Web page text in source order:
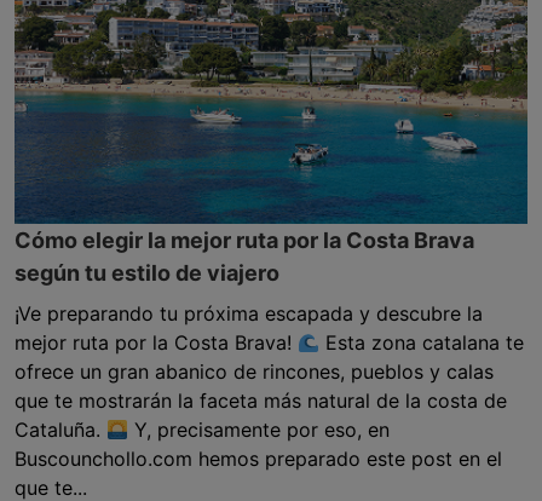
Cómo elegir la mejor ruta por la Costa Brava
según tu estilo de viajero
¡Ve preparando tu próxima escapada y descubre la
mejor ruta por la Costa Brava!
Esta zona catalana te
ofrece un gran abanico de rincones, pueblos y calas
que te mostrarán la faceta más natural de la costa de
Cataluña.
Y, precisamente por eso, en
Buscounchollo.com hemos preparado este post en el
que te...